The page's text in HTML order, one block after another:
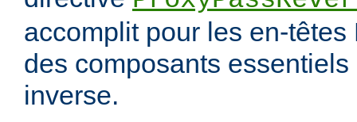
accomplit pour les en-têtes
des composants
inverse.